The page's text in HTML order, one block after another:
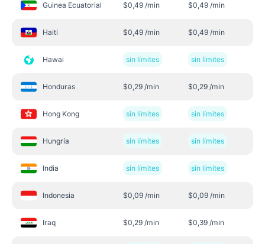
Guinea Ecuatorial $0,49 /min $0,49 /min
Haití $0,49 /min $0,49 /min
Hawai sin límites sin límites
Honduras $0,29 /min $0,29 /min
Hong Kong sin límites sin límites
Hungría sin límites sin límites
India sin límites sin límites
Indonesia $0,09 /min $0,09 /min
Iraq $0,29 /min $0,39 /min